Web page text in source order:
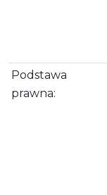
Podstawa
prawna: